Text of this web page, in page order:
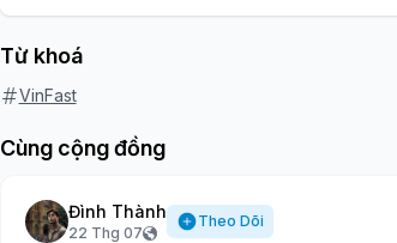
Từ khoá
VinFast
Cùng cộng đồng
Đình Thành
22 Thg 07
Theo Dõi